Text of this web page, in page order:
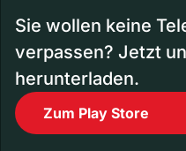
Sie wollen keine
verpassen? Jetzt
herunterladen.
Zum Play Store